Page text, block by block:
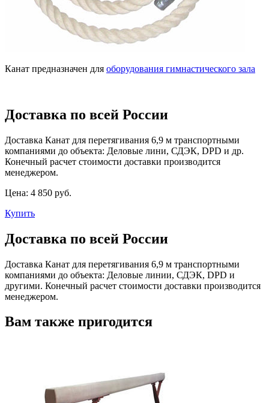
Канат предназначен для оборудования гимнастического зала
Доставка по всей России
Доставка Канат для перетягивания 6,9 м транспортными
компаниями до объекта: Деловые лини, СДЭК, DPD и др.
Конечный расчет стоимости доставки производится
менеджером.
Цена: 4 850 руб.
Купить
Доставка по всей России
Доставка Канат для перетягивания 6,9 м транспортными
компаниями до объекта: Деловые линии, СДЭК, DPD и
другими. Конечный расчет стоимости доставки производится
менеджером.
Вам также пригодится